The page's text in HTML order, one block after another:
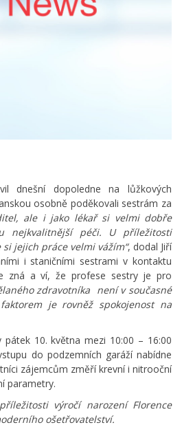
dnešní dopoledne na lůžkových
osobně poděkovali sestrám za
ale i jako lékař si velmi dobře
nejkvalitnější péči. U příležitosti
jejich práce velmi vážím“, dodal Jiří
i staničními sestrami v kontaktu
zná a ví, že profese sestry je pro
zdravotníka není v současné
je rovněž spokojenost na
10. května mezi 10:00 – 16:00
do podzemních garáží nabídne
zájemcům změří krevní i nitrooční
parametry.
výročí narození Florence
ošetřovatelství.